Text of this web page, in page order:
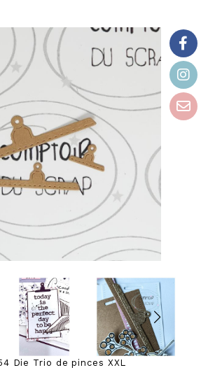
Die Trio de pinces XXL